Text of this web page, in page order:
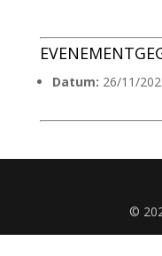
Datum: 26/11/
©